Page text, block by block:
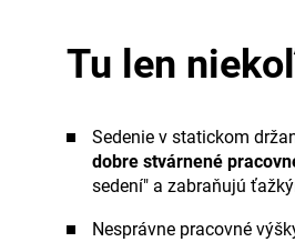
Tu len
Sedenie v statickom
dobre stvárnené
sedení" a zabraňujú
Nesprávne pracovné